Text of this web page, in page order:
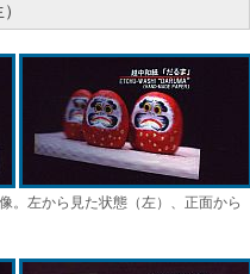
。左から見た状態（左）、正面から